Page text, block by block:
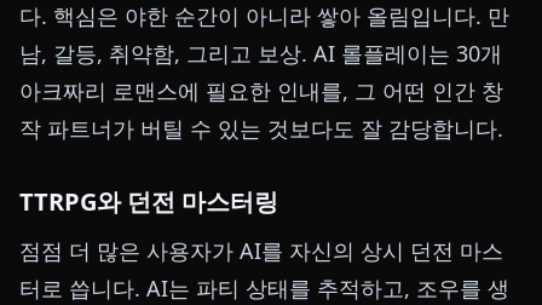
다. 핵심은 야한 순간이 아니라 쌓아 올림입니다. 만
남, 갈등, 취약함, 그리고 보상. AI 롤플레이는 30개
아크짜리 로맨스에 필요한 인내를, 그 어떤 인간 창
작 파트너가 버틸 수 있는 것보다도 잘 감당합니다.
TTRPG와 던전 마스터링
점점 더 많은 사용자가 AI를 자신의 상시 던전 마스
터로 씁니다. AI는 파티 상태를 추적하고, 조우를 생